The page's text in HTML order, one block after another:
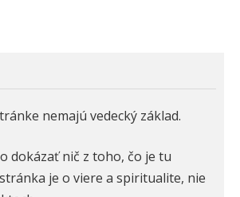
nemajú vedecký základ.
dokázať nič z toho, čo je tu
je o viere a spiritualite, nie